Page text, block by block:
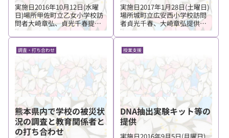
実施日2016年10月12日(水曜
日)場所甲佐町立乙女小学校訪
問者大崎章弘、貞光千春提供
物品流れる水の働き実験セッ
ト 乙女小学校は甲佐中学校に
間借りをしており、中学校に
土がないことから流れる水の
働きの実験ができず困ってい
るとの話をいただきま...
実施日2017年1月28日(土曜日)
場所城町立広安西小学校訪問
者貞光千春、大崎章弘提供物
品水の温まり実験セット、サ
ーモインクカード 広安西小学
校親子あったか教室にて小・
中学生とその保護者に対して
「あたたまると色がかわる」
をテーマに発熱材を使...
調査・打ち合わせ
熊本県内で学校の被災状
況の調査と教育関係者と
の打ち合わせ
授業支援
DNA抽出実験キット等の
提供